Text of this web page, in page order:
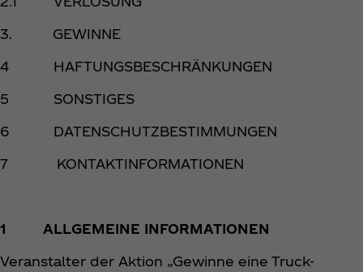
3. GEWINNE
4 HAFTUNGSBESCHRÄNKUNGEN
5 SONSTIGES
6 DATENSCHUTZBESTIMMUNGEN
7 KONTAKTINFORMATIONEN
1 ALLGEMEINE INFORMATIONEN
Veranstalter der Aktion „Gewinne eine Truck-